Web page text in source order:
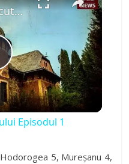
Povesti din trecutul Salajului Episodul 1
Episodul 1
5, Mureșanu 4,